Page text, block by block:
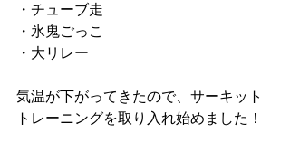
・チューブ走
・氷鬼ごっこ
・大リレー
気温が下がってきたので、サーキット
トレーニングを取り入れ始めました！